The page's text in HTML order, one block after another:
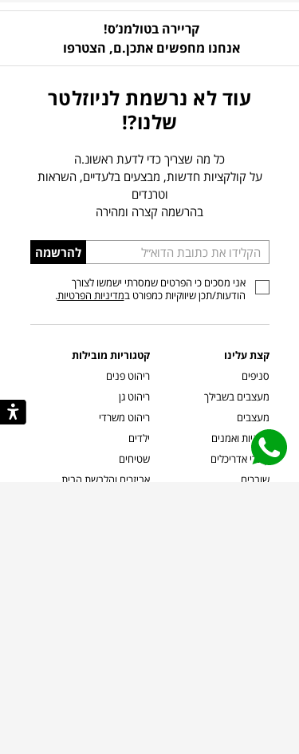
קריירה בטולמנ’ס!
אנחנו מחפשים אתכן.ם, הצטרפו
עוד לא נרשמת לניוזלטר
שלנו?!
כל מה שצריך כדי לדעת ראשונ.ה
על קולקציות חדשות, מבצעים בלעדיים, השראות
וטרנדים
בהרשמה קצרה ומהירה
הכניסו
כתובת
דוא”ל
להרשמה
אני מסכים כי הפרטים שמסרתי ישמשו לצורך
הודעות/תכן שיווקיות כמפורט במדיניות הפרטיות.
קצת עלינו
סניפים
מעצבים בשבילך
מעצבים
אמניות ואמנים
קשרי אדריכלים
שוברים
קטגוריות מובילות
ריהוט פנים
ריהוט גן
ריהוט משרדי
ילדים
שטיחים
אביזרים והלבשת הבית